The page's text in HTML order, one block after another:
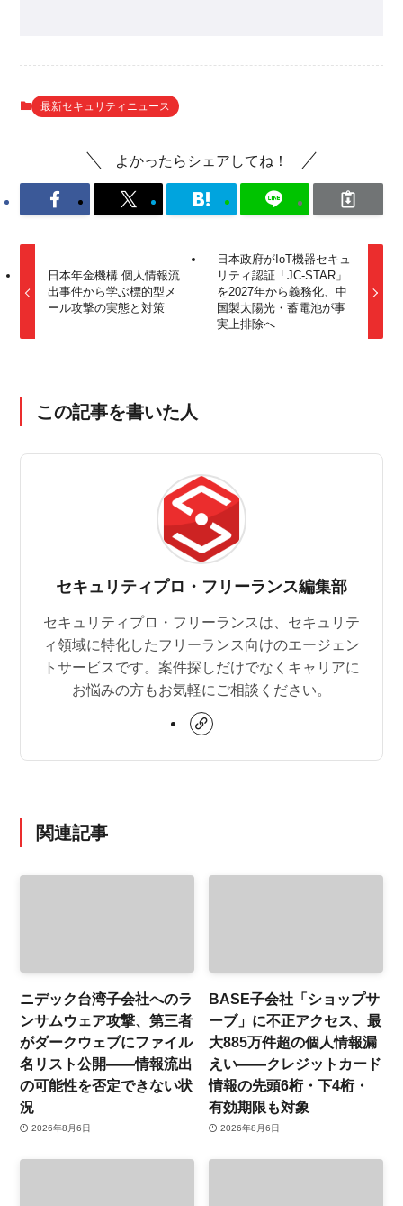
最新セキュリティニュース
よかったらシェアしてね！
日本年金機構 個人情報流
出事件から学ぶ標的型メ
ール攻撃の実態と対策
日本政府がIoT機器セキュ
リティ認証「JC-STAR」
を2027年から義務化、中
国製太陽光・蓄電池が事
実上排除へ
この記事を書いた人
セキュリティプロ・フリーランス編集部
セキュリティプロ・フリーランスは、セキュリテ
ィ領域に特化したフリーランス向けのエージェン
トサービスです。案件探しだけでなくキャリアに
お悩みの方もお気軽にご相談ください。
関連記事
ニデック台湾子会社へのラ
ンサムウェア攻撃、第三者
がダークウェブにファイル
名リスト公開——情報流出
の可能性を否定できない状
況
2026年8月6日
BASE子会社「ショップサ
ーブ」に不正アクセス、最
大885万件超の個人情報漏
えい——クレジットカード
情報の先頭6桁・下4桁・
有効期限も対象
2026年8月6日